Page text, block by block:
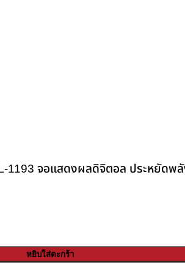
จอแสดงผลดิจิตอล ประหยัดพลั
หยิบใส่ตะกร้า